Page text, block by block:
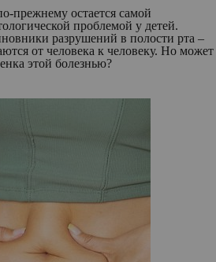
прежнему остается самой
проблемой у детей.
разрушений в полости рта –
от человека к человеку. Но может
этой болезнью?